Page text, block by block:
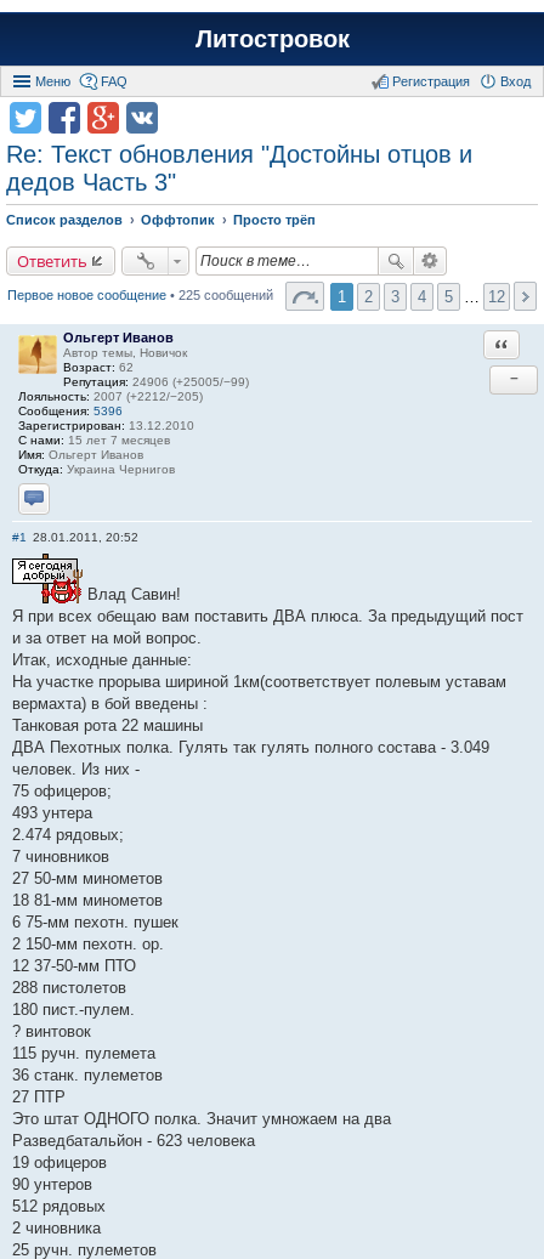
Литостровок
Меню FAQ Вход
Регистрация
Re: Текст обновления "Достойны отцов и
дедов Часть 3"
Список разделов Оффтопик Просто трёп
Ответить
Первое новое сообщение • 225 сообщений 1 2 3 4 5 12
Ольгерт Иванов
Автор темы, Новичок
Возраст: 62
Репутация: 24906 (+25005/−99)
Лояльность: 2007 (+2212/−205)
Сообщения: 5396
Зарегистрирован: 13.12.2010
С нами: 15 лет 7 месяцев
Имя: Ольгерт Иванов
Откуда: Украина Чернигов
Отправить личное сообщение
−
#1 28.01.2011, 20:52
Влад Савин!
Я при всех обещаю вам поставить ДВА плюса. За предыдущий пост
и за ответ на мой вопрос.
Итак, исходные данные:
На участке прорыва шириной 1км(соответствует полевым уставам
вермахта) в бой введены :
Танковая рота 22 машины
ДВА Пехотных полка. Гулять так гулять полного состава - 3.049
человек. Из них -
75 офицеров;
493 унтера
2.474 рядовых;
7 чиновников
27 50-мм минометов
18 81-мм минометов
6 75-мм пехотн. пушек
2 150-мм пехотн. ор.
12 37-50-мм ПТО
288 пистолетов
180 пист.-пулем.
? винтовок
115 ручн. пулемета
36 станк. пулеметов
27 ПТР
Это штат ОДНОГО полка. Значит умножаем на два
Разведбатальйон - 623 человека
19 офицеров
90 унтеров
512 рядовых
2 чиновника
25 ручн. пулеметов